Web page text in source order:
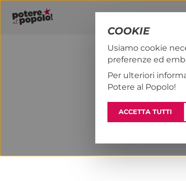
COOKIE
Usiamo cookie
preferenze ed
Per ulteriori
Potere al Popolo!
ACCETTA TUTTI